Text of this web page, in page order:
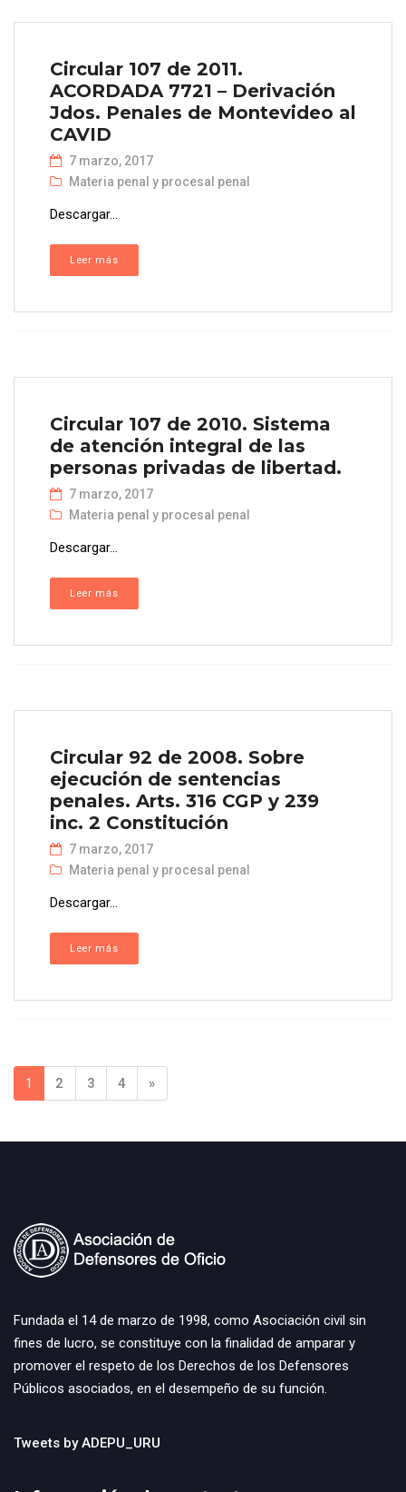
Circular 107 de 2011.
ACORDADA 7721 – Derivación
Jdos. Penales de Montevideo al
CAVID
7 marzo, 2017
Materia penal y procesal penal
Descargar...
Leer más
Circular 107 de 2010. Sistema
de atención integral de las
personas privadas de libertad.
7 marzo, 2017
Materia penal y procesal penal
Descargar...
Leer más
Circular 92 de 2008. Sobre
ejecución de sentencias
penales. Arts. 316 CGP y 239
inc. 2 Constitución
7 marzo, 2017
Materia penal y procesal penal
Descargar...
Leer más
1 2 3 4 »
Fundada el 14 de marzo de 1998, como Asociación civil sin
fines de lucro, se constituye con la finalidad de amparar y
promover el respeto de los Derechos de los Defensores
Públicos asociados, en el desempeño de su función.
Tweets by ADEPU_URU